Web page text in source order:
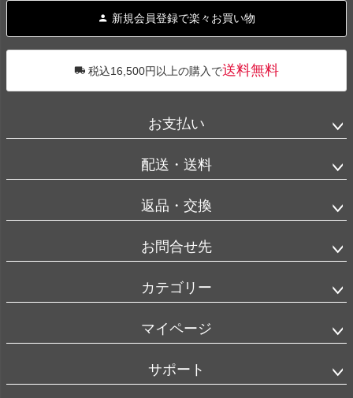
へ
新規会員登録で楽々お買い物
税込16,500円以上の購入で送料無料
お支払い
配送・送料
返品・交換
お問合せ先
カテゴリー
マイページ
サポート